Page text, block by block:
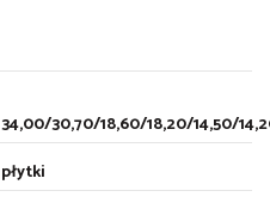
34,00/30,70/18,60/18,20/14,50/
płytki